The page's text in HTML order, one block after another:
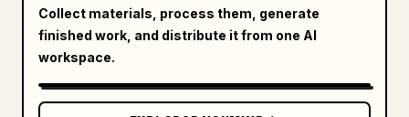
derecha que diga 今すぐ無料で始める!
. Mantén
todo el texto visible en tipografía de
visualización japonesa en negrita, mezclando
Collect materials, process them, generate
finished work, and distribute it from one AI
workspace.